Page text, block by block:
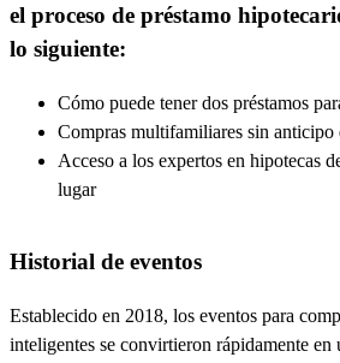
el proceso de préstamo
lo siguiente:
Cómo puede tener dos préstamos
Compras multifamiliares sin anticipo
Acceso a los expertos en hipotecas
lugar
Historial de eventos
Establecido en 2018, los eventos para
inteligentes se convirtieron rápidamente en